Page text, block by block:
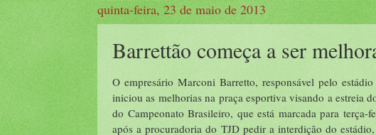
quinta-feira, 23 de maio de 2013
Barrettão começa a ser
O empresário Marconi Barretto, responsável pelo
iniciou as melhorias na praça esportiva visando a estreia
do Campeonato Brasileiro, que está marcada para terça-
após a procuradoria do TJD pedir a interdição do